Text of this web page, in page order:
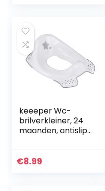
keeeper Wc-
brilverkleiner, 24
maanden, antislip,
€8.99